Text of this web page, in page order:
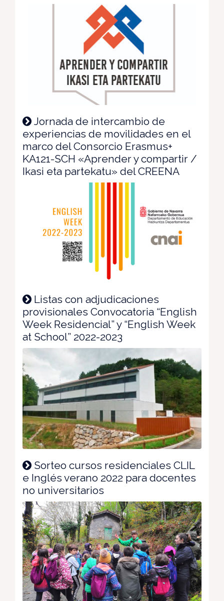
Jornada de intercambio de
experiencias de movilidades en el
marco del Consorcio Erasmus+
KA121-SCH «Aprender y compartir /
Ikasi eta partekatu» del CREENA
Listas con adjudicaciones
provisionales Convocatoria “English
Week Residencial” y “English Week
at School” 2022-2023
Sorteo cursos residenciales CLIL
e Inglés verano 2022 para docentes
no universitarios